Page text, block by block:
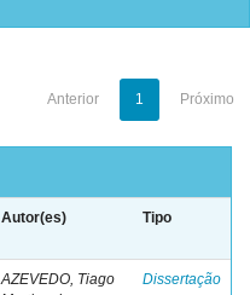
Anterior 1 Próximo
Autor(es) Tipo
AZEVEDO, Tiago
Dissertação